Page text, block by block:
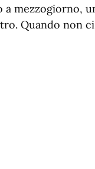
a mezzogiorno,
Quando non